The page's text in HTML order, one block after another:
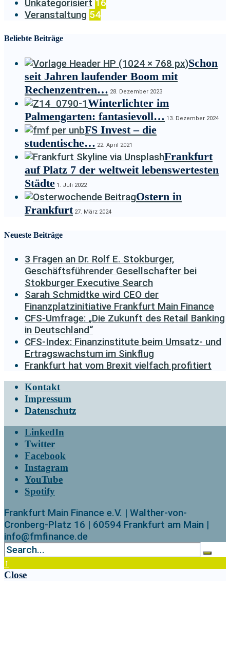
Unkategorisiert 16
Veranstaltung 54
Beliebte Beiträge
Schon
seit Jahren laufender Boom mit
Rechenzentren… 28. Dezember 2023
Winterlichter im
Palmengarten: fantasievoll… 13. Dezember 2024
FS Invest – die
studentische… 22. April 2021
Frankfurt
auf Platz 7 der weltweit lebenswertesten
Städte 1. Juli 2022
Ostern in
Frankfurt27. März 2024
Neueste Beiträge
3 Fragen an Dr. Rolf E. Stokburger,
Geschäftsführender Gesellschafter bei
Stokburger Executive Search
Sarah Schmidtke wird CEO der
Finanzplatzinitiative Frankfurt Main Finance
CFS-Umfrage: „Die Zukunft des Retail Banking
in Deutschland“
CFS-Index: Finanzinstitute beim Umsatz- und
Ertragswachstum im Sinkflug
Frankfurt hat vom Brexit vielfach profitiert
Kontakt
Impressum
Datenschutz
LinkedIn
Twitter
Facebook
Instagram
YouTube
Spotify
Frankfurt Main Finance e.V. | Walther-von-
Cronberg-Platz 16 | 60594 Frankfurt am Main |
info@fmfinance.de
↑
Close